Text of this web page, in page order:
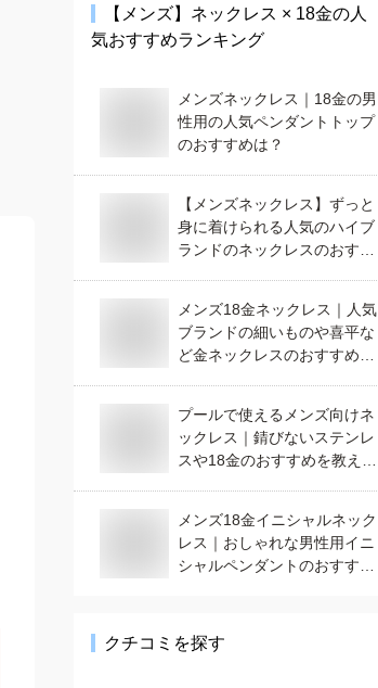
【メンズ】 ネックレス × 18金の人
気おすすめランキング
メンズネックレス｜18金の男
性用の人気ペンダントトップ
のおすすめは？
【メンズネックレス】ずっと
身に着けられる人気のハイブ
ランドのネックレスのおすす
メンズ18金ネックレス｜人気
ブランドの細いものや喜平な
ど金ネックレスのおすすめ
プールで使えるメンズ向けネ
ックレス｜錆びないステンレ
スや18金のおすすめを教え
メンズ18金イニシャルネック
レス｜おしゃれな男性用イニ
シャルペンダントのおすすめ
クチコミを探す